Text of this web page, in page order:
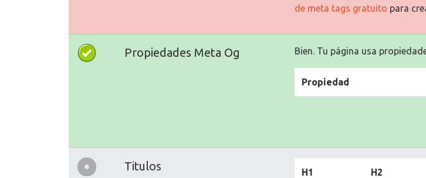
de meta tags gratuito para
Propiedades Meta Og Bien. Tu página usa
Propiedad
Titulos H1 H2